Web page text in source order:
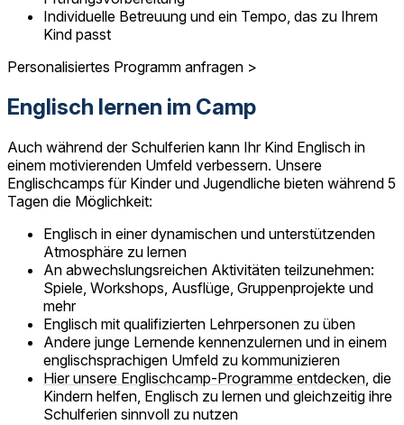
Individuelle Betreuung und ein Tempo, das zu Ihrem
Kind passt
Personalisiertes Programm anfragen >
Englisch lernen im Camp
Auch während der Schulferien kann Ihr Kind Englisch in
einem motivierenden Umfeld verbessern. Unsere
Englischcamps für Kinder und Jugendliche bieten während 5
Tagen die Möglichkeit:
Englisch in einer dynamischen und unterstützenden
Atmosphäre zu lernen
An abwechslungsreichen Aktivitäten teilzunehmen:
Spiele, Workshops, Ausflüge, Gruppenprojekte und
mehr
Englisch mit qualifizierten Lehrpersonen zu üben
Andere junge Lernende kennenzulernen und in einem
englischsprachigen Umfeld zu kommunizieren
Hier unsere Englischcamp-Programme entdecken, die
Kindern helfen, Englisch zu lernen und gleichzeitig ihre
Schulferien sinnvoll zu nutzen